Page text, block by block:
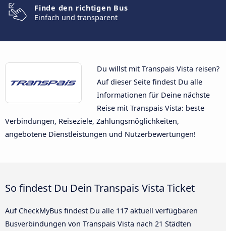
Finde den richtigen Bus
Einfach und transparent
Du willst mit Transpais Vista reisen?
Auf dieser Seite findest Du alle
Informationen für Deine nächste
Reise mit Transpais Vista: beste
Verbindungen, Reiseziele, Zahlungsmöglichkeiten,
angebotene Dienstleistungen und Nutzerbewertungen!
So findest Du Dein Transpais Vista Ticket
Auf CheckMyBus findest Du alle 117 aktuell verfügbaren
Busverbindungen von Transpais Vista nach 21 Städten